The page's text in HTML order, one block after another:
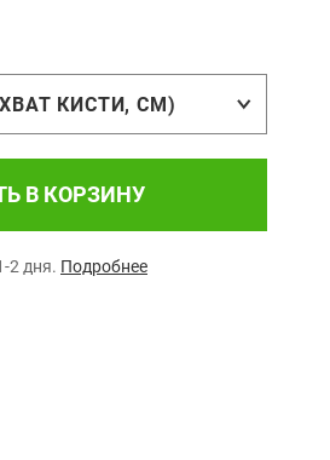
КИСТИ, СМ)
В КОРЗИНУ
2 дня. Подробнее